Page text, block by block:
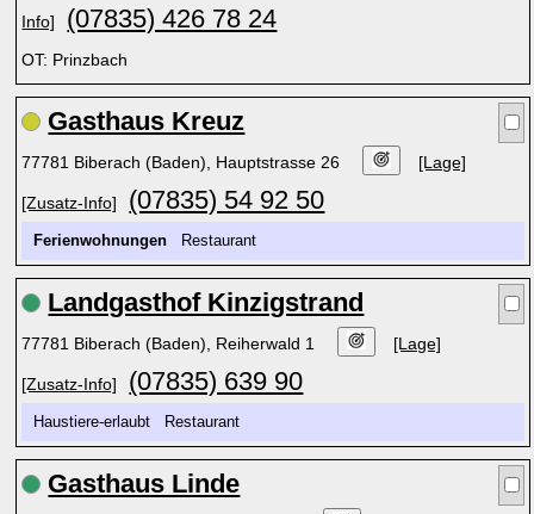
Info] (07835) 426 78 24
OT: Prinzbach
Gasthaus Kreuz
77781 Biberach (Baden), Hauptstrasse 26 [Lage]
[Zusatz-Info] (07835) 54 92 50
Ferienwohnungen Restaurant
Landgasthof Kinzigstrand
77781 Biberach (Baden), Reiherwald 1 [Lage]
[Zusatz-Info] (07835) 639 90
Haustiere-erlaubt Restaurant
Gasthaus Linde